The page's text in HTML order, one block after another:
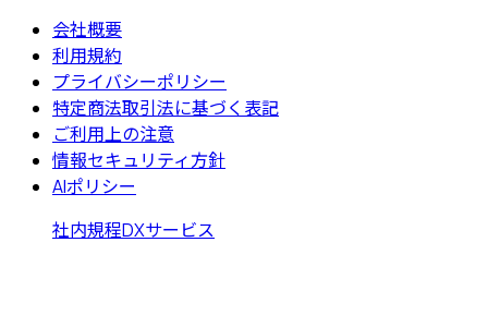
会社概要
利用規約
プライバシーポリシー
特定商法取引法に基づく表記
ご利用上の注意
情報セキュリティ方針
AIポリシー
社内規程DXサービス